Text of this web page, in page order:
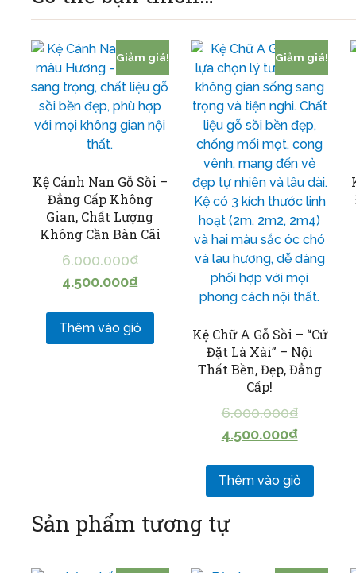
Giảm giá!
Kệ Cánh Nan Gỗ Sồi –
Đẳng Cấp Không
Gian, Chất Lượng
Không Cần Bàn Cãi
6.000.000₫
4.500.000₫
Thêm vào giỏ
Giảm giá!
Kệ Chữ A Gỗ Sồi – “Cứ
Đặt Là Xài” – Nội
Thất Bền, Đẹp, Đẳng
Cấp!
6.000.000₫
4.500.000₫
Thêm vào giỏ
Sản phẩm tương tự